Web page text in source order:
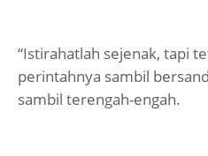
“Istirahatlah sejenak, tapi
perintahnya sambil
sambil terengah-engah.